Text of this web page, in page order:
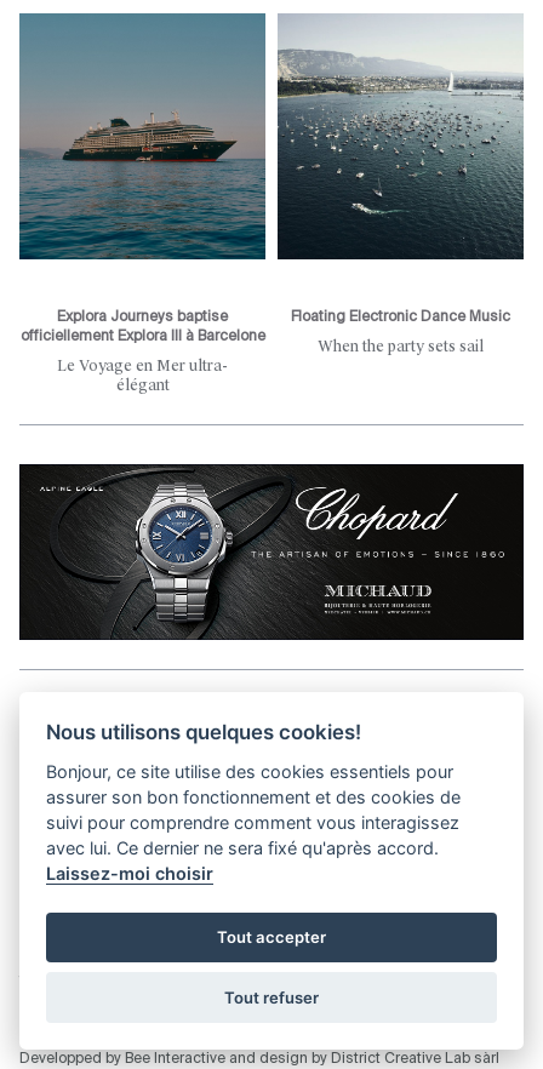
Explora Journeys baptise
officiellement Explora III à Barcelone
Le Voyage en Mer ultra-
élégant
Floating Electronic Dance Music
When the party sets sail
Media Kit
Privacy Policy
Pl. de la Palud 23
Tel : +41 (21) 312 41 41
Developped by Bee Interactive and design by District Creative Lab sàrl
Nous utilisons quelques cookies!
Bonjour, ce site utilise des cookies essentiels pour
assurer son bon fonctionnement et des cookies de
suivi pour comprendre comment vous interagissez
avec lui. Ce dernier ne sera fixé qu'après accord.
Laissez-moi choisir
Tout accepter
Tout refuser